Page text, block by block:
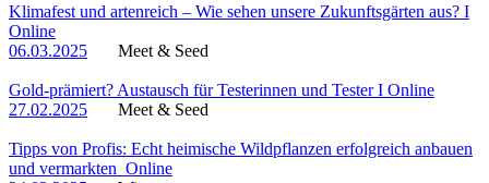
Klimafest und artenreich – Wie sehen unsere Zukunftsgärten aus? I
Online
06.03.2025
Meet & Seed
Gold-prämiert? Austausch für Testerinnen und Tester I Online
27.02.2025
Meet & Seed
Tipps von Profis: Echt heimische Wildpflanzen erfolgreich anbauen
und vermarkten_Online